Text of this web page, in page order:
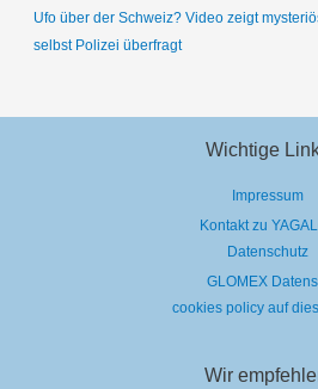
Ufo über der Schweiz? Video zeigt
selbst Polizei überfragt
Wichtige
Impressum
Kontakt zu
Datenschutz
GLOMEX
cookies policy auf
Wir